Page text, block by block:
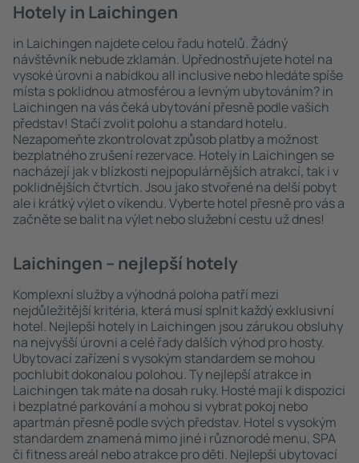
Hotely in Laichingen
in Laichingen najdete celou řadu hotelů. Žádný
návštěvník nebude zklamán. Upřednostňujete hotel na
vysoké úrovni a nabídkou all inclusive nebo hledáte spíše
místa s poklidnou atmosférou a levným ubytováním? in
Laichingen na vás čeká ubytování přesně podle vašich
představ! Stačí zvolit polohu a standard hotelu.
Nezapomeňte zkontrolovat způsob platby a možnost
bezplatného zrušení rezervace. Hotely in Laichingen se
nacházejí jak v blízkosti nejpopulárnějších atrakcí, tak i v
poklidnějších čtvrtích. Jsou jako stvořené na delší pobyt
ale i krátký výlet o víkendu. Vyberte hotel přesně pro vás a
začněte se balit na výlet nebo služební cestu už dnes!
Laichingen – nejlepší hotely
Komplexní služby a výhodná poloha patří mezi
nejdůležitější kritéria, která musí splnit každý exklusivní
hotel. Nejlepší hotely in Laichingen jsou zárukou obsluhy
na nejvyšší úrovni a celé řady dalších výhod pro hosty.
Ubytovací zařízení s vysokým standardem se mohou
pochlubit dokonalou polohou. Ty nejlepší atrakce in
Laichingen tak máte na dosah ruky. Hosté mají k dispozici
i bezplatné parkování a mohou si vybrat pokoj nebo
apartmán přesně podle svých představ. Hotel s vysokým
standardem znamená mimo jiné i různorodé menu, SPA
či fitness areál nebo atrakce pro děti. Nejlepší ubytovací